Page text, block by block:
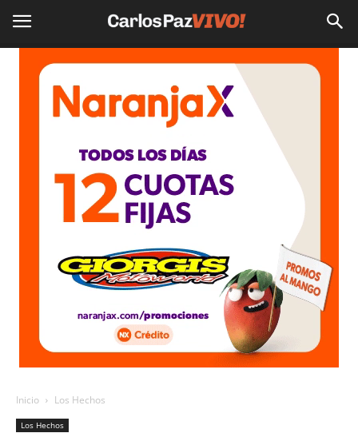
Inicio Los Hechos
Los Hechos